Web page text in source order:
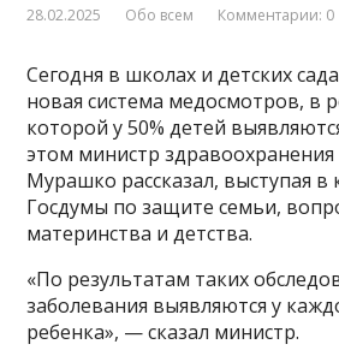
28.02.2025 Обо всем Комментарии: 0
Сегодня в школах и детских
новая система медосмотров, в
которой у 50% детей
этом министр
Мурашко рассказал, выступая в
Госдумы по защите семьи,
материнства и детства.
«По результатам таких
заболевания выявляются у
ребенка», — сказал министр.